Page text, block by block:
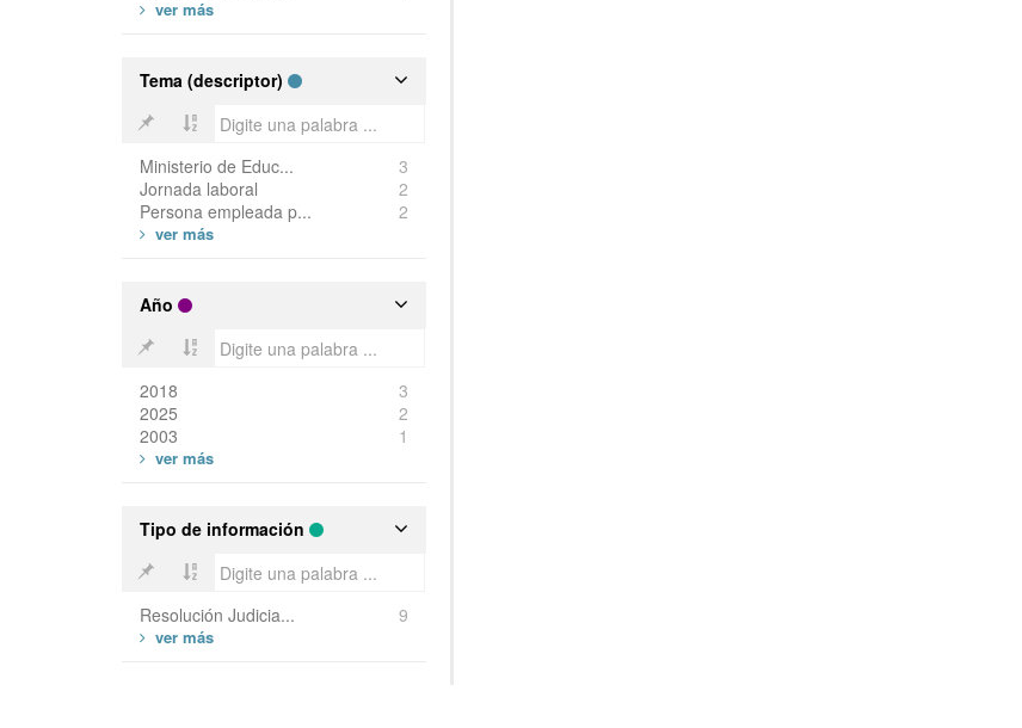
Tema (descriptor)
Ministerio de Educ...
3
Jornada laboral
2
Persona empleada p...
2
Año
2018
3
2025
2
2003
1
Tipo de información
Resolución Judicia... 9